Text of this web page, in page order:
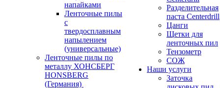
напайками
Ленточные пилы
с
твердосплавным
напылением
(универсальные)
Ленточные пилы по
металлу ХОНСБЕРГ
HONSBERG
(Германия)
Разделительная
паста Centerdrill
Цанги
Щетки для
ленточных пил
Тензометр
СОЖ
Наши услуги
Заточка